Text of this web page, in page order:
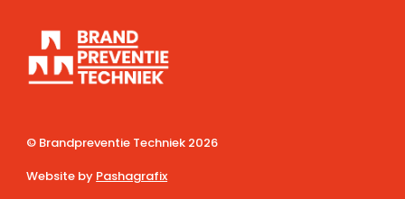
© Brandpreventie Techniek 2026
Website by Pashagrafix